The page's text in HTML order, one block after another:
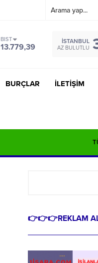
BIST
13.779,39
İSTANBUL
AZ BULUTLU
BURÇLAR İLETİŞİM
👉👉👉REKLAM